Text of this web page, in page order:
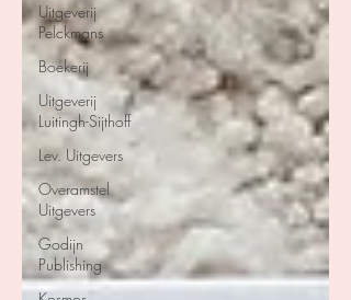
Uitgeverij
Pelckmans
Boekerij
Uitgeverij
Luitingh-Sijthoff
Lev. Uitgevers
Overamstel
Uitgevers
Godijn
Publishing